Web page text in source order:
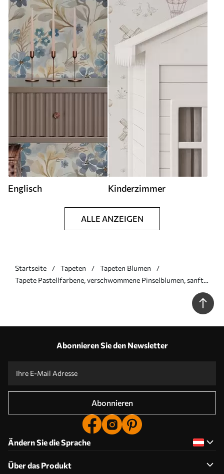
Englisch Kinderzimmer
ALLE ANZEIGEN
Startseite Tapeten
Tapeten Blumen
Tapete Pastellfarbene, verschwommene Pinselblumen, sanfte
Abonnieren Sie den Newsletter
Abonnieren
Ändern Sie die Sprache
Über das Produkt